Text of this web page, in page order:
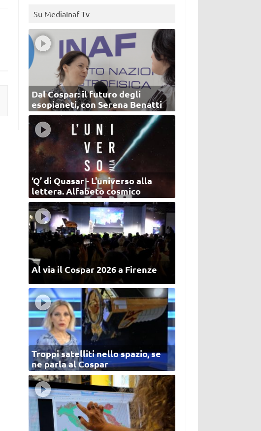
Su MediaInaf Tv
Dal Cospar: il futuro degli
esopianeti, con Serena Benatti
‘Q’ di Quasar - L'universo alla
lettera. Alfabeto cosmico
Al via il Cospar 2026 a Firenze
Troppi satelliti nello spazio, se
ne parla al Cospar